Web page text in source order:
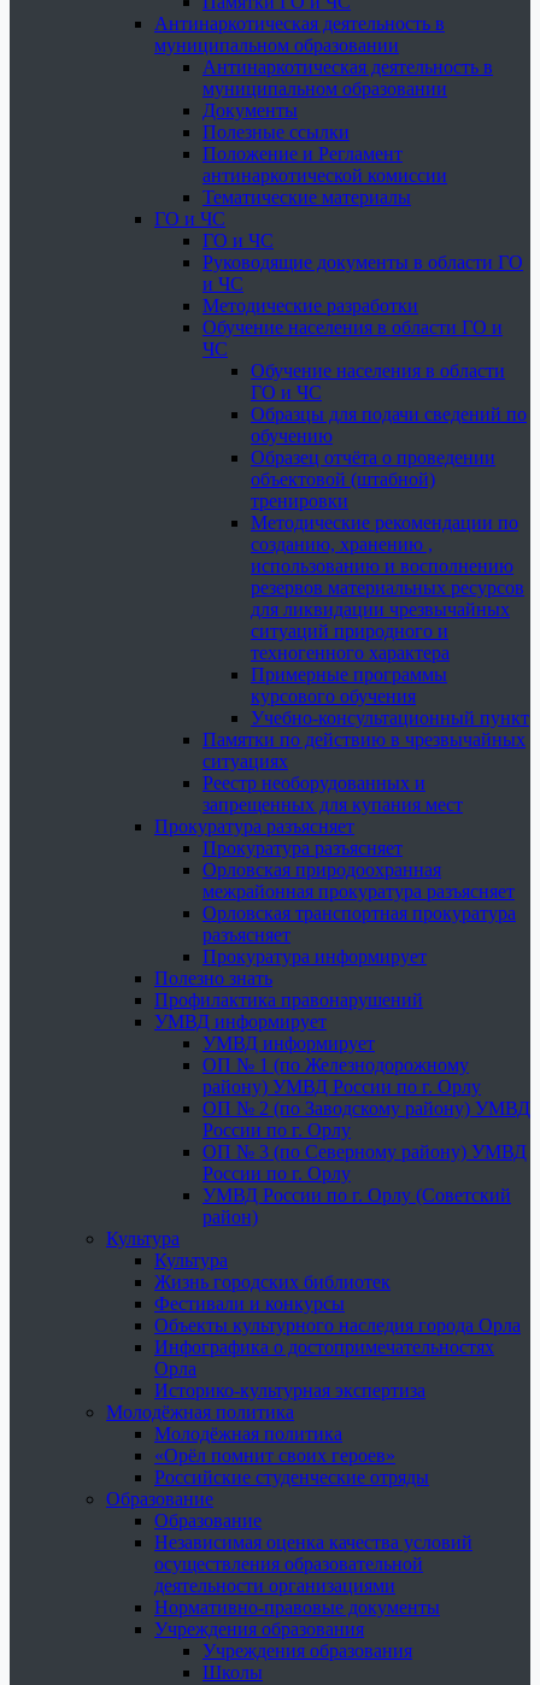
Антинаркотическая деятельность в
муниципальном образовании
Антинаркотическая деятельность в
муниципальном образовании
Документы
Полезные ссылки
Положение и Регламент
антинаркотической комиссии
Тематические материалы
ГО и ЧС
ГО и ЧС
Руководящие документы в области ГО
и ЧС
Методические разработки
Обучение населения в области ГО и
ЧС
Обучение населения в области
ГО и ЧС
Образцы для подачи сведений по
обучению
Образец отчёта о проведении
объектовой (штабной)
тренировки
Методические рекомендации по
созданию, хранению ,
использованию и восполнению
резервов материальных ресурсов
для ликвидации чрезвычайных
ситуаций природного и
техногенного характера
Примерные программы
курсового обучения
Учебно-консультационный пункт
Памятки по действию в чрезвычайных
ситуациях
Реестр необорудованных и
запрещенных для купания мест
Прокуратура разъясняет
Прокуратура разъясняет
Орловская природоохранная
межрайонная прокуратура разъясняет
Орловская транспортная прокуратура
разъясняет
Прокуратура информирует
Полезно знать
Профилактика правонарушений
УМВД информирует
УМВД информирует
ОП № 1 (по Железнодорожному
району) УМВД России по г. Орлу
ОП № 2 (по Заводскому району) УМВД
России по г. Орлу
ОП № 3 (по Северному району) УМВД
России по г. Орлу
УМВД России по г. Орлу (Советский
район)
Культура
Культура
Жизнь городских библиотек
Фестивали и конкурсы
Объекты культурного наследия города Орла
Инфографика о достопримечательностях
Орла
Историко-культурная экспертиза
Молодёжная политика
Молодёжная политика
«Орёл помнит своих героев»
Российские студенческие отряды
Образование
Образование
Независимая оценка качества условий
осуществления образовательной
деятельности организациями
Нормативно-правовые документы
Учреждения образования
Учреждения образования
Школы